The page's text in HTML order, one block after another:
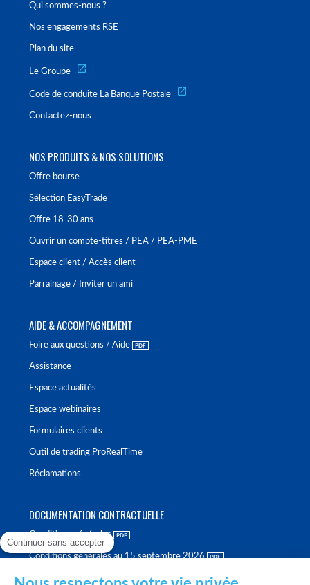
Qui sommes-nous ?
Nos engagements RSE
Plan du site
Le Groupe
Code de conduite La Banque Postale
Contactez-nous
NOS PRODUITS & NOS SOLUTIONS
Offre bourse
Sélection EasyTrade
Offre 18-30 ans
Ouvrir un compte-titres / PEA / PEA-PME
Espace client / Accès client
Parrainage / Inviter un ami
AIDE & ACCOMPAGNEMENT
Foire aux questions / Aide
Assistance
Espace actualités
Espace webinaires
Formulaires clients
Outil de trading ProRealTime
Réclamations
DOCUMENTATION CONTRACTUELLE
Conditions générales
Conditions générales au 15 septembre 2026
Continuer sans accepter